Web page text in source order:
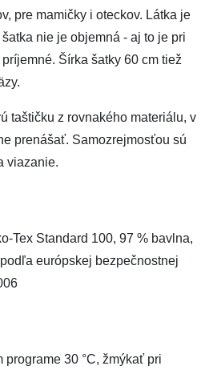
pre mamičky i oteckov. Látka je
nie je objemná - aj to je pri
Šírka šatky 60 cm tiež
taštičku z rovnakého materiálu, v
prenášať. Samozrejmosťou sú
viazanie.
Tex Standard 100, 97 % bavlna,
európskej bezpečnostnej
programe 30 °C, žmýkať pri